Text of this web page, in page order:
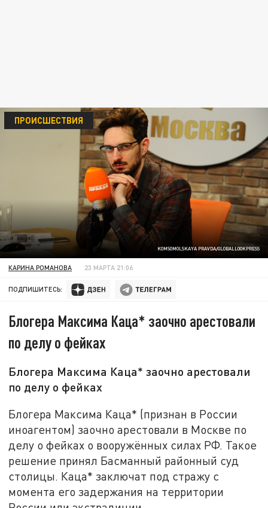
KOMSOMOLSKAYA PRAVDA/GLOBALLOOKPRESS
ПРОИСШЕСТВИЯ
КАРИНА РОМАНОВА 23 МАРТА 21:06
ПОДПИШИТЕСЬ:
Блогера Максима Каца* заочно арестовали
по делу о фейках
Блогера Максима Каца* заочно арестовали
по делу о фейках
Блогера Максима Каца* (признан в России
иноагентом) заочно арестовали в Москве по
делу о фейках о вооружённых силах РФ. Такое
решение принял Басманный районный суд
столицы. Каца* заключат под стражу с
момента его задержания на территории